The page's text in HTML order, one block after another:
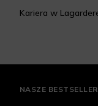
Kariera w
NASZE